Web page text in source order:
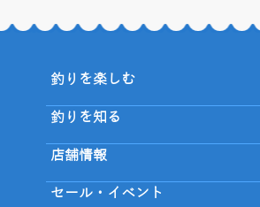
釣りを楽しむ
釣りを知る
店舗情報
セール・イベント